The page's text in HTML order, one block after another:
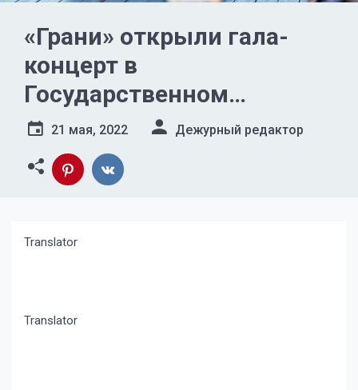
«Грани» открыли гала-
концерт в
Государственном
Кремлёвском Дворце
21 мая, 2022 Дежурный редактор
Translator
Translator